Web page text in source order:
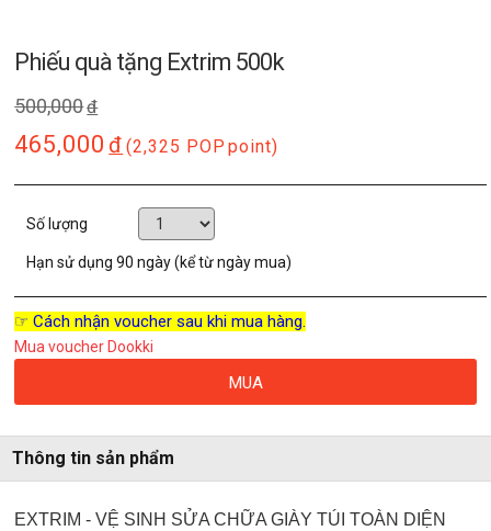
Phiếu quà tặng Extrim 500k
500,000đ
465,000 đ (2,325 POP point)
Số lượng
Hạn sử dụng90 ngày (kể từ ngày mua)
☞ Cách nhận voucher sau khi mua hàng.
Mua voucher Dookki
MUA
Thông tin sản phẩm
EXTRIM - VỆ SINH SỬA CHỮA GIÀY TÚI TOÀN DIỆN